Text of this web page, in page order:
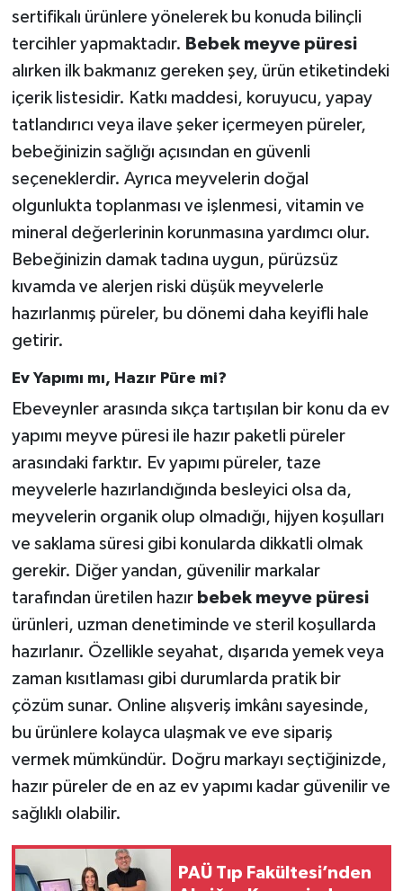
sertifikalı ürünlere yönelerek bu konuda bilinçli
tercihler yapmaktadır. Bebek meyve püresi
alırken ilk bakmanız gereken şey, ürün etiketindeki
içerik listesidir. Katkı maddesi, koruyucu, yapay
tatlandırıcı veya ilave şeker içermeyen püreler,
bebeğinizin sağlığı açısından en güvenli
seçeneklerdir. Ayrıca meyvelerin doğal
olgunlukta toplanması ve işlenmesi, vitamin ve
mineral değerlerinin korunmasına yardımcı olur.
Bebeğinizin damak tadına uygun, pürüzsüz
kıvamda ve alerjen riski düşük meyvelerle
hazırlanmış püreler, bu dönemi daha keyifli hale
getirir.
Ev Yapımı mı, Hazır Püre mi?
Ebeveynler arasında sıkça tartışılan bir konu da ev
yapımı meyve püresi ile hazır paketli püreler
arasındaki farktır. Ev yapımı püreler, taze
meyvelerle hazırlandığında besleyici olsa da,
meyvelerin organik olup olmadığı, hijyen koşulları
ve saklama süresi gibi konularda dikkatli olmak
gerekir. Diğer yandan, güvenilir markalar
tarafından üretilen hazır bebek meyve püresi
ürünleri, uzman denetiminde ve steril koşullarda
hazırlanır. Özellikle seyahat, dışarıda yemek veya
zaman kısıtlaması gibi durumlarda pratik bir
çözüm sunar. Online alışveriş imkânı sayesinde,
bu ürünlere kolayca ulaşmak ve eve sipariş
vermek mümkündür. Doğru markayı seçtiğinizde,
hazır püreler de en az ev yapımı kadar güvenilir ve
sağlıklı olabilir.
PAÜ Tıp Fakültesi’nden